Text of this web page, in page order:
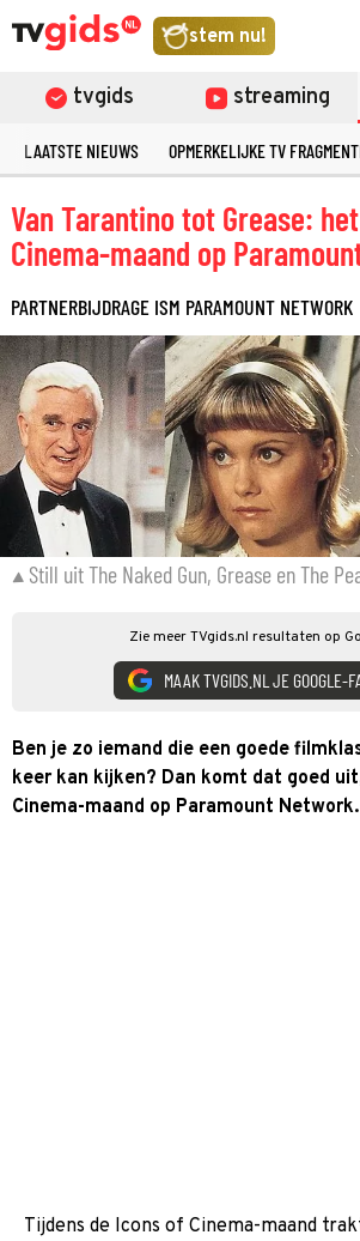
stem nu!
tvgids streaming
LAATSTE NIEUWS OPMERKELIJKE TV
Van Tarantino tot Grease:
Cinema-maand op
PARTNERBIJDRAGE ISM PARAMOUNT NETWORK
Still uit The Naked Gun, Grease en The
Zie meer TVgids.nl resultaten op
MAAK TVGIDS.NL JE GOOGLE-
Ben je zo iemand die een goede
keer kan kijken? Dan komt dat goed
Cinema-maand op Paramount Network.
Tijdens de Icons of Cinema-maand